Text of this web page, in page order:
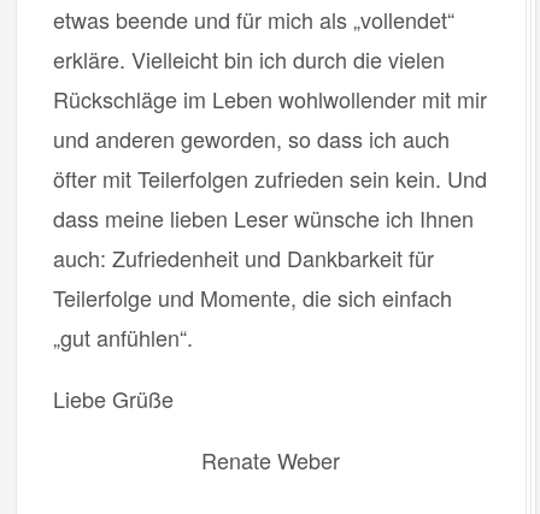
etwas beende und für mich als „vollendet“
erkläre. Vielleicht bin ich durch die vielen
Rückschläge im Leben wohlwollender mit mir
und anderen geworden, so dass ich auch
öfter mit Teilerfolgen zufrieden sein kein. Und
dass meine lieben Leser wünsche ich Ihnen
auch: Zufriedenheit und Dankbarkeit für
Teilerfolge und Momente, die sich einfach
„gut anfühlen“.
Liebe Grüße
Renate Weber